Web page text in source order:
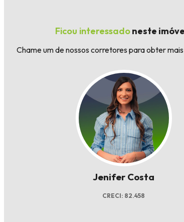
Ficou interessadoneste
Chame um de nossos corretores para obter
Jenifer Costa
CRECI: 82.458